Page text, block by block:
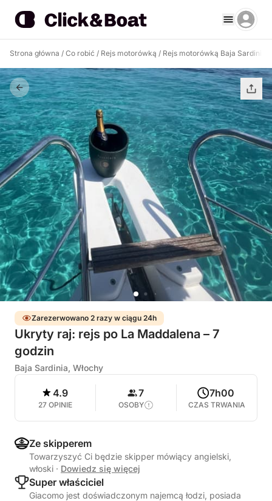
Strona główna / Co robić / Rejs motorówką / Rejs motorówką Baja Sardinia
Zarezerwowano 2 razy w ciągu 24h
Ukryty raj: rejs po La Maddalena – 7
godzin
Baja Sardinia, Włochy
4.9
27 OPINIE
7
OSOBY
7h00
CZAS TRWANIA
Ze skipperem
Towarzyszyć Ci będzie skipper mówiący angielski,
włoski · Dowiedz się więcej
Super właściciel
Giacomo jest doświadczonym najemcą łodzi, posiada